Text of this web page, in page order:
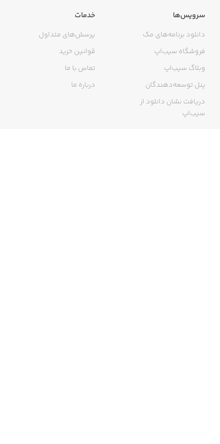
سرویس‌ها
دانلود برنامه‌های مک
فروشگاه سیب‌اپ
وبلاگ سیب‌اپ
پنل توسعه‌دهندگان
دریافت نشان دانلود از
سیب‌اپ
خدمات
پرسش‌های متداول
قوانین خرید
تماس با ما
درباره ما